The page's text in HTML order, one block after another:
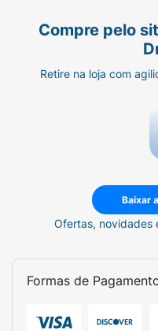
Compre pelo
Retire na loja com
Baixar
Ofertas, novidades
Formas de